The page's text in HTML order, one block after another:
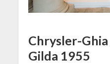
Chrysler-
Gilda 1955